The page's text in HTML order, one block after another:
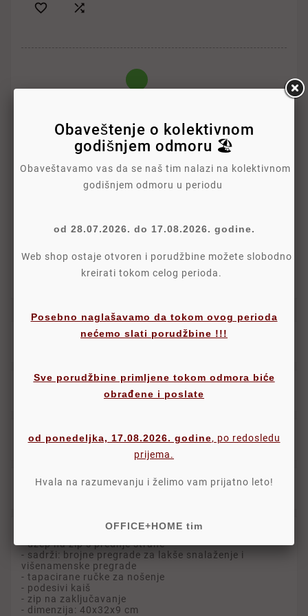
 
Write your review
Politika Sigurnosti
Politika Isporuke
Politika Povraćaja
Opis
Detalji
Oznake
Komentari proizvoda
za 16" laptop i 10" tablet
- džep na zip s prednje strane
- sadrži: brojne pregrade za lakše snalaženje i
višenamenske pregrade
- tapacirane ručke za nošenje
- podesivi kaiš
- zip na zaključavanje
- dimenzija: 40x32x9 cm
Obaveštenje o kolektivnom
godišnjem odmoru 🏖️
Obaveštavamo vas da se naš tim nalazi na kolektivnom
godišnjem odmoru u periodu
od 28.07.2026. do 17.08.2026. godine.
Web shop ostaje otvoren i porudžbine možete slobodno
kreirati tokom celog perioda.
Posebno naglašavamo da tokom ovog perioda
nećemo slati porudžbine !!!
Sve porudžbine primljene tokom odmora biće
obrađene i poslate
od ponedeljka, 17.08.2026. godine, po redosledu
prijema.
Hvala na razumevanju i želimo vam prijatno leto!
OFFICE+HOME tim